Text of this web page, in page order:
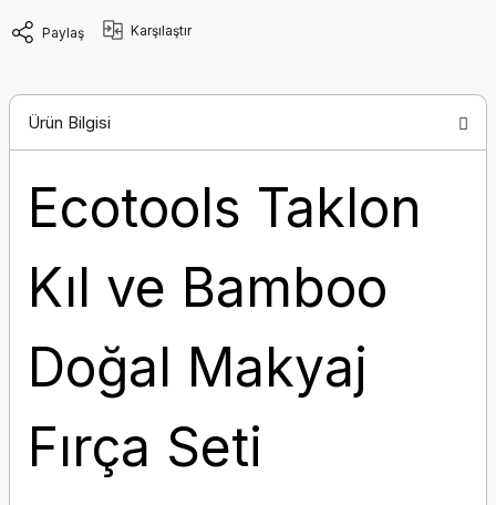
Paylaş Karşılaştır
Ürün Bilgisi
Ecotools Taklon
Kıl ve Bamboo
Doğal Makyaj
Fırça Seti